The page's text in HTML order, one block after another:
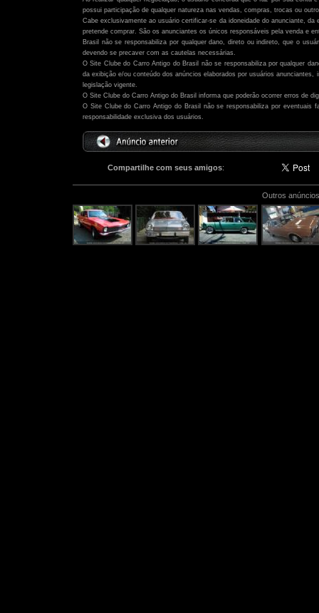
possui participação de qualquer natureza nas vendas, compras, trocas ou
Cabe exclusivamente ao usuário certificar-se da idoneidade do anunciante,
pretende comprar. São os anunciantes os únicos responsáveis pela venda e
Brasil não se responsabiliza por qualquer dano, direto ou indireto, que o
devendo se precaver com as cautelas necessárias.
O Site Clube do Carro Antigo do Brasil não se responsabiliza por qualquer
da exibição e/ou conteúdo dos anúncios elaborados por usuários
legislação vigente.
O Site Clube do Carro Antigo do Brasil informa que poderão ocorrer erros de
O Site Clube do Carro Antigo do Brasil não se responsabiliza por eventuais
responsabilidade exclusiva dos usuários.
Compartilhe com seus amigos:
Outros